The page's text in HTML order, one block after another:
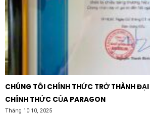
điều hướng góc chiếu.
Showroom và cửa hàng thời trang:
cần sự tập trung ánh sáng vào sản
Khả năng xoay giúp nhân viên dễ
luồng sáng theo từng mùa trưng
Nhà hàng, khách sạn:
Tạo ra bầu
sang trọng bằng cách tập trung
CHÚNG TÔI CHÍNH THỨC TRỞ THÀNH ĐẠI
CHÍNH THỨC CỦA PARAGON
Tháng 10 10, 2025